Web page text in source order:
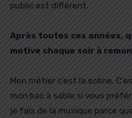
public est différent.
Après toutes ces années,
motive chaque soir à
Mon métier c’est la scène.
mon bac à sable si vous
je fais de la musique parce